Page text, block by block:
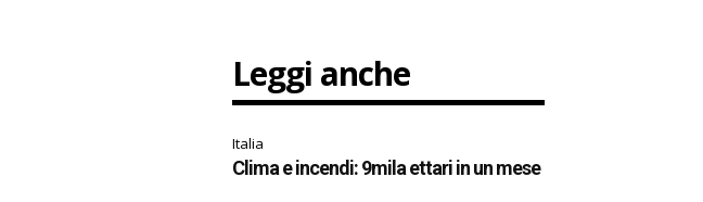
Leggi anche
Italia
Clima e incendi: 9mila ettari in un mese